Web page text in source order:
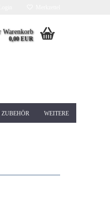
Warenkorb
0,00 EUR
WEITERE
Sanierungsschleifer